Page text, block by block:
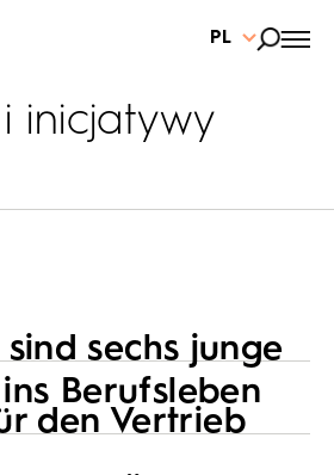
PL
i inicjatywy
sechs junge
Berufsleben
den Vertrieb